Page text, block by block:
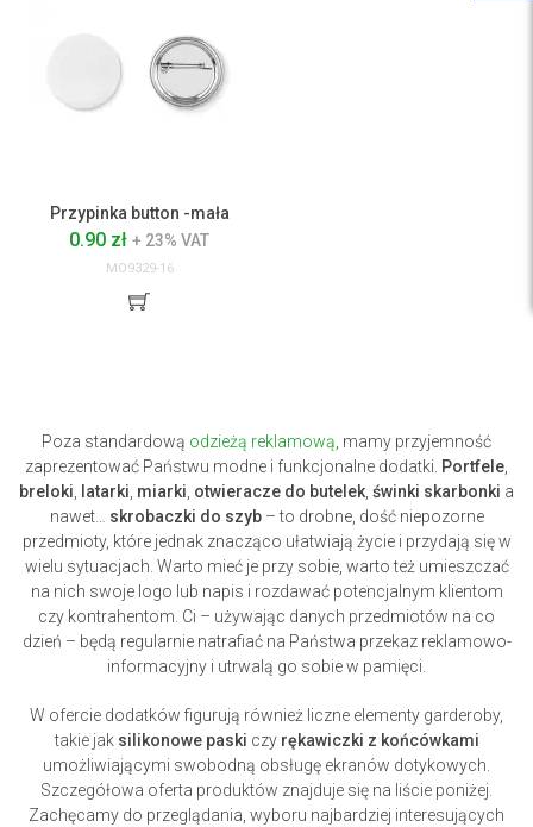
Przypinka button -mała
0.90 zł + 23% VAT
MO9329-16
Poza standardową odzieżą reklamową , mamy przyjemność
zaprezentować Państwu modne i funkcjonalne dodatki. Portfele
breloki
latarki miarki otwieracze do butelek świnki skarbonki a
nawet… skrobaczki do szyb– to drobne, dość niepozorne
przedmioty, które jednak znacząco ułatwiają życie i przydają się w
wielu sytuacjach. Warto mieć je przy sobie, warto też umieszczać
na nich swoje logo lub napis i rozdawać potencjalnym klientom
czy kontrahentom. Ci – używając danych przedmiotów na co
dzień – będą regularnie natrafiać na Państwa przekaz reklamowo-
informacyjny i utrwalą go sobie w pamięci.
W ofercie dodatków figurują również liczne elementy garderoby,
takie jak silikonowe paski czy rękawiczki z końcówkami
umożliwiającymi swobodną obsługę ekranów dotykowych.
Szczegółowa oferta produktów znajduje się na liście poniżej.
Zachęcamy do przeglądania, wyboru najbardziej interesujących